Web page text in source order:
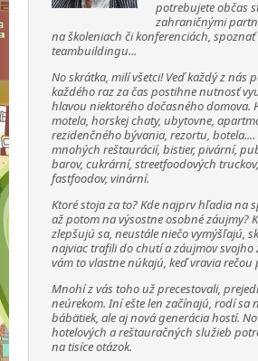
potrebujete občas
zahraničnými
na školeniach či konferenciách,
teambuildingu...
No skrátka, milí všetci! Veď každý z nás
každého raz za čas postihne nutnosť
hlavou niektorého dočasného domova.
motela, horskej chaty, ubytovne,
rezidenčného bývania, rezortu,
mnohých reštaurácií, bistier, pivární,
barov, cukrární, streetfoodových
fastfoodov, vinární.
Ktoré stoja za to? Kde najprv hľadia na
až potom na výsostne osobné záujmy?
zlepšujú sa, neustále niečo vymýšľajú,
najviac trafili do chutí a záujmov svojho
vám to vlastne núkajú, keď vravia rečou
Mnohí z vás toho už precestovali,
neúrekom. Iní ešte len začínajú, rodí sa
bábätiek, ale aj nová generácia hostí.
hotelových a reštauračných služieb
na tisíce otázok.